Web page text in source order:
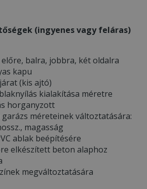
(ingyenes vagy feláras)
balra, jobbra, két oldalra
kapu
(kis ajtó)
kialakítása méretre
horganyzott
méreteinek változtatására:
magasság
ablak beépítésére
elkészített beton alaphoz
megváltoztatására